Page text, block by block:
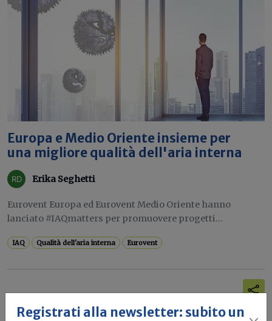
Europa e Medio Oriente insieme per
una migliore qualità dell'aria interna
Erika Seghetti
Eurovent Europa ed Eurovent Medio Oriente hanno
lanciato #IAQmatters per promuovere progetti...
IAQ Qualità dell'aria interna Eurovent
Registrati alla newsletter: subito un